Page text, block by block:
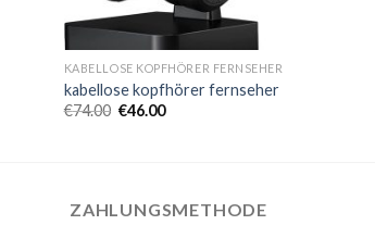
KABELLOSE KOPFHÖRER FERNSEHER
kabellose kopfhörer fernseher
€74.00 €46.00
ZAHLUNGSMETHODE